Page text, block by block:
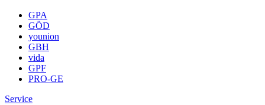
GPA
GÖD
younion
GBH
vida
GPF
PRO-GE
Service